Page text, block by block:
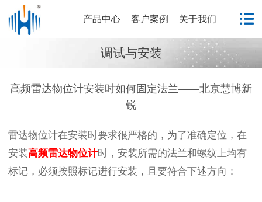
产品中心 客户案例 关于我们
调试与安装
高频雷达物位计安装时如何固定法兰——北京慧博新
锐
雷达物位计在安装时要求很严格的，为了准确定位，在
安装高频雷达物位计时，安装所需的法兰和螺纹上均有
标记，必须按照标记进行安装，且要符合下述方向：